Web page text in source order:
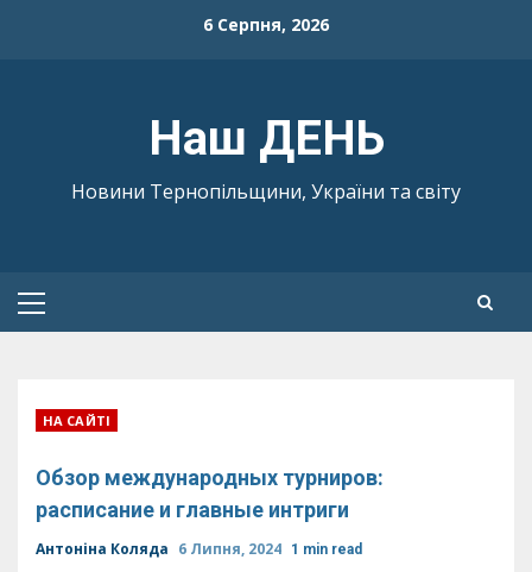
6 Серпня, 2026
Наш ДЕНЬ
Новини Тернопільщини, України та світу
Primary
НА САЙТІ
Обзор международных турниров:
расписание и главные интриги
Антоніна Коляда 6 Липня, 2024 1 min read